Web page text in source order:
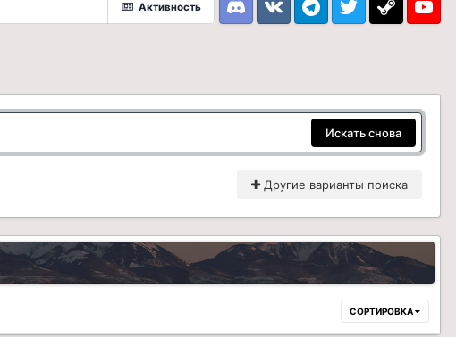
Активность
DiscordVK TelegramTwitter Steam
Искать снова
Другие варианты поиска
СОРТИРОВКА